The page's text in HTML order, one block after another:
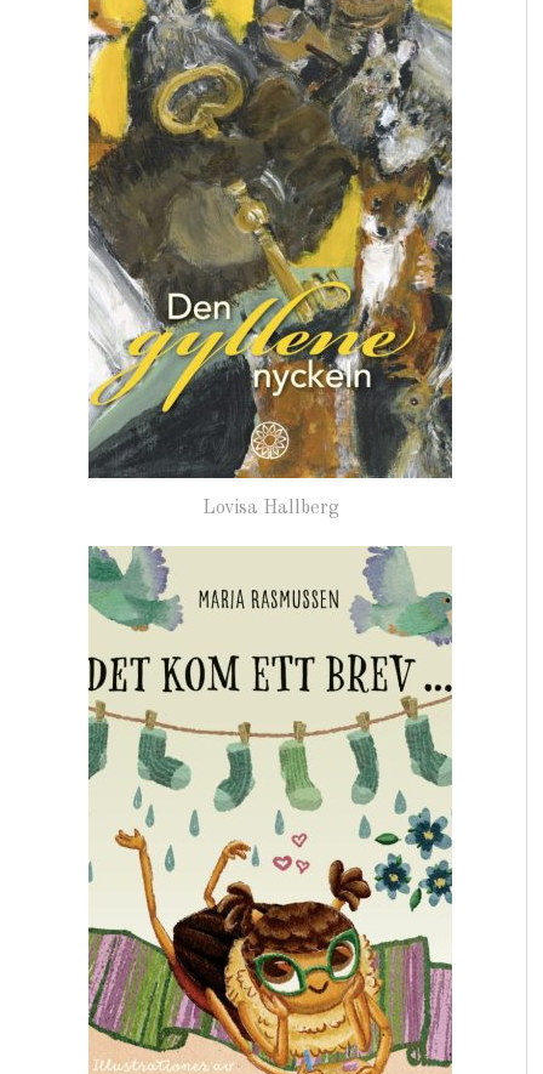
Lovisa Hallberg